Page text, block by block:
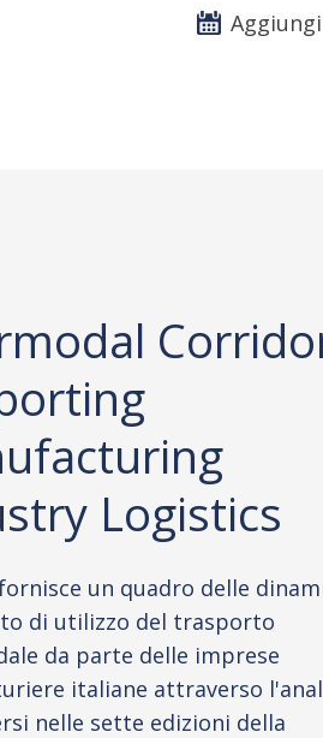
Logistics
un quadro delle
di utilizzo del trasporto
da parte delle imprese
italiane attraverso
nelle sette edizioni della